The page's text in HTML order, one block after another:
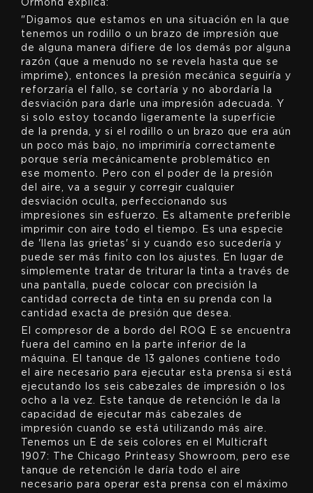
Ormond explica:
"Digamos que estamos en una situación en la que
tenemos un rodillo o un brazo de impresión que
de alguna manera difiere de los demás por alguna
razón (que a menudo no se revela hasta que se
imprime), entonces la presión mecánica seguiría y
reforzaría el fallo, se cortaría y no abordaría la
desviación para darle una impresión adecuada. Y
si solo estoy tocando ligeramente la superficie
de la prenda, y si el rodillo o un brazo que era aún
un poco más bajo, no imprimiría correctamente
porque sería mecánicamente problemático en
ese momento. Pero con el poder de la presión
del aire, va a seguir y corregir cualquier
desviación oculta, perfeccionando sus
impresiones sin esfuerzo. Es altamente preferible
imprimir con aire todo el tiempo. Es una especie
de 'llena las grietas' si y cuando eso sucedería y
puede ser más finito con los ajustes. En lugar de
simplemente tratar de triturar la tinta a través de
una pantalla, puede colocar con precisión la
cantidad correcta de tinta en su prenda con la
cantidad exacta de presión que desea.
El compresor de a bordo del ROQ E se encuentra
fuera del camino en la parte inferior de la
máquina. El tanque de 13 galones contiene todo
el aire necesario para ejecutar esta prensa si está
ejecutando los seis cabezales de impresión o los
ocho a la vez. Este tanque de retención le da la
capacidad de ejecutar más cabezales de
impresión cuando se está utilizando más aire.
Tenemos un E de seis colores en el Multicraft
1907: The Chicago Printeasy Showroom, pero ese
tanque de retención le daría todo el aire
necesario para operar esta prensa con el máximo